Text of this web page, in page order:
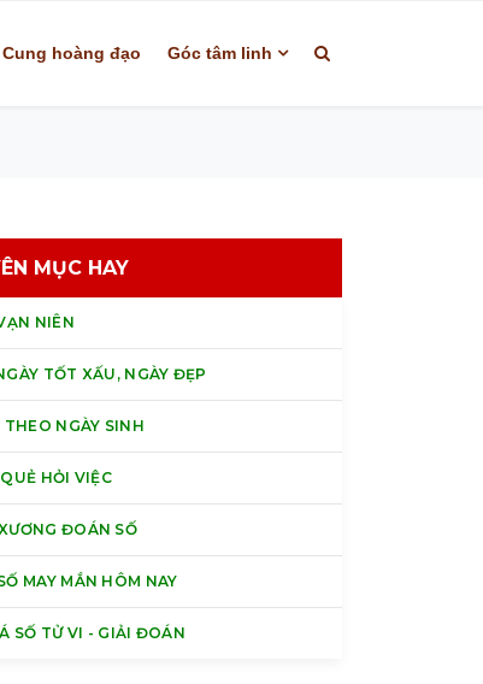
Cung hoàng đạo Góc tâm linh
MỤC HAY
NIÊN
TỐT XẤU, NGÀY ĐẸP
THEO NGÀY SINH
HỎI VIỆC
ĐOÁN SỐ
MAY MẮN HÔM NAY
SỐ TỬ VI - GIẢI ĐOÁN